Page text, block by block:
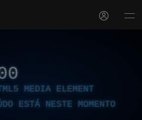
MEDIA ELEMENT
ESTÁ NESTE MOMENTO